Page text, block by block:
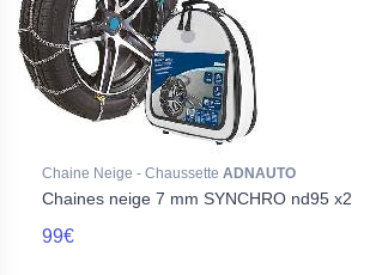
Chaine Neige - Chaussette ADNAUTO
Chaines neige 7 mm SYNCHRO nd95 x2
99€